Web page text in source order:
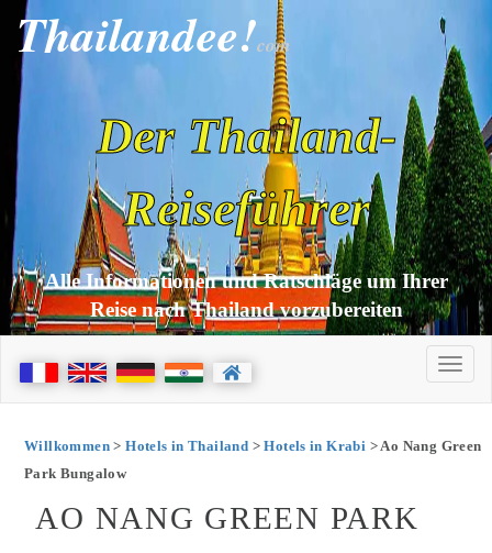
Thailandee!com
Der Thailand-
Reiseführer
Alle Informationen und Ratschläge um Ihrer
Reise nach Thailand vorzubereiten
Willkommen>Hotels in Thailand >Hotels in Krabi > Ao Nang Green
Park Bungalow
AO NANG GREEN PARK